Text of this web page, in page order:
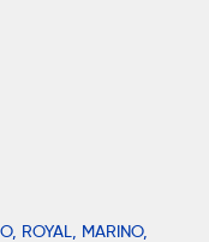
ROYAL, MARINO,